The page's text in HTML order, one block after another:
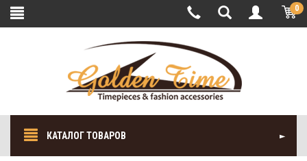
0
КАТАЛОГ ТОВАРОВ